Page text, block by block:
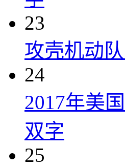
23
攻壳机动
24
2017年美
双字
25